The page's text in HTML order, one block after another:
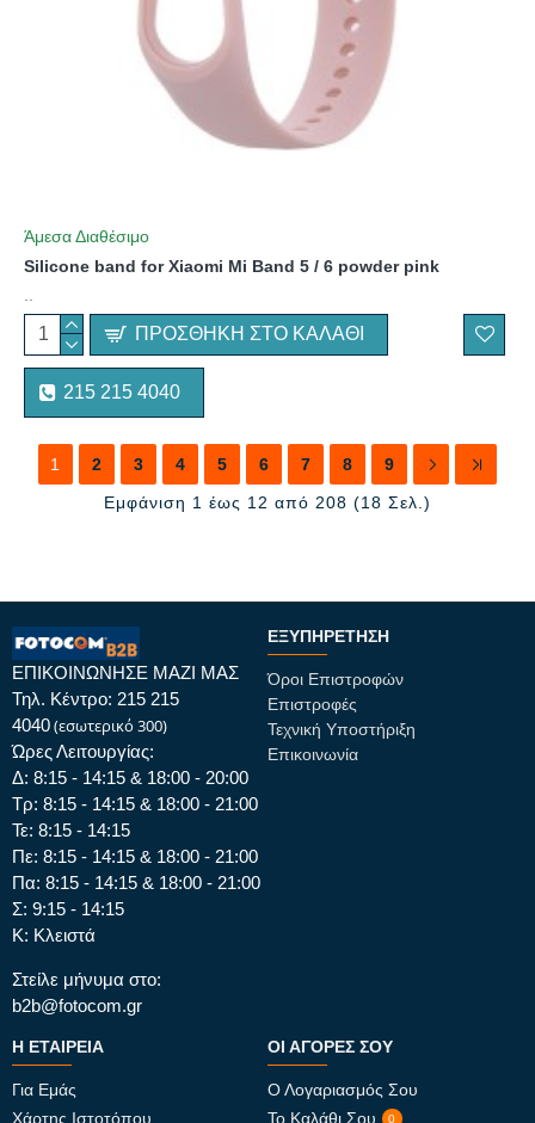
Άμεσα Διαθέσιμο
Silicone band for Xiaomi Mi Band 5 / 6 powder pink
ΠΡΟΣΘΉΚΗ ΣΤΟ ΚΑΛΆΘΙ
215 215 4040
1 2 3 4 5 6 7 8
9
Εμφάνιση 1 έως 12 από 208 (18 Σελ.)
ΕΠΙΚΟΙΝΩΝΗΣΕ ΜΑΖΙ ΜΑΣ
Τηλ. Κέντρο: 215 215
4040(εσωτερικό 300)
Ώρες Λειτουργίας:
Δ: 8:15 - 14:15 & 18:00 - 20:00
Τρ: 8:15 - 14:15 & 18:00 - 21:00
Τε: 8:15 - 14:15
Πε: 8:15 - 14:15 & 18:00 - 21:00
Πα: 8:15 - 14:15 & 18:00 - 21:00
Σ: 9:15 - 14:15
Κ: Κλειστά
Στείλε μήνυμα στο:
b2b@fotocom.gr
ΕΞΥΠΗΡΈΤΗΣΗ
Όροι Επιστροφών
Επιστροφές
Τεχνική Υποστήριξη
Επικοινωνία
Η ΕΤΑΙΡΕΊΑ
Για Εμάς
Χάρτης Ιστοτόπου
ΟΙ ΑΓΟΡΈΣ ΣΟΥ
Ο Λογαριασμός Σου
Το Καλάθι Σου
0